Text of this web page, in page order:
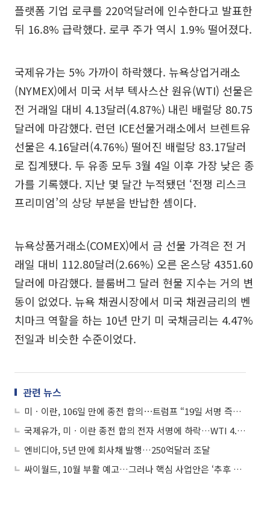
플랫폼 기업 로쿠를 220억달러에 인수한다고 발표한
뒤 16.8% 급락했다. 로쿠 주가 역시 1.9% 떨어졌다.
국제유가는 5% 가까이 하락했다. 뉴욕상업거래소
(NYMEX)에서 미국 서부 텍사스산 원유(WTI) 선물은
전 거래일 대비 4.13달러(4.87%) 내린 배럴당 80.75
달러에 마감했다. 런던 ICE선물거래소에서 브렌트유
선물은 4.16달러(4.76%) 떨어진 배럴당 83.17달러
로 집계됐다. 두 유종 모두 3월 4일 이후 가장 낮은 종
가를 기록했다. 지난 몇 달간 누적됐던 ‘전쟁 리스크
프리미엄’의 상당 부분을 반납한 셈이다.
뉴욕상품거래소(COMEX)에서 금 선물 가격은 전 거
래일 대비 112.80달러(2.66%) 오른 온스당 4351.60
달러에 마감했다. 블룸버그 달러 현물 지수는 거의 변
동이 없었다. 뉴욕 채권시장에서 미국 채권금리의 벤
치마크 역할을 하는 10년 만기 미 국채금리는 4.47%
전일과 비슷한 수준이었다.
관련 뉴스
미ㆍ이란, 106일 만에 종전 합의⋯트럼프 “19일 서명 즉시 호르무즈 전면 개방”
국제유가, 미ㆍ이란 종전 합의 전자 서명에 하락…WTI 4.9%↓
엔비디아, 5년 만에 회사채 발행…250억달러 조달
싸이월드, 10월 부활 예고…그러나 핵심 사업안은 ‘추후 공개’